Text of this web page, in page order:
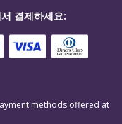
결제하세요:
methods offered at